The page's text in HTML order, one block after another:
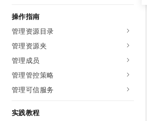
操作指南
管理资源目录
管理资源夹
管理成员
管理管控策略
管理可信服务
实践教程